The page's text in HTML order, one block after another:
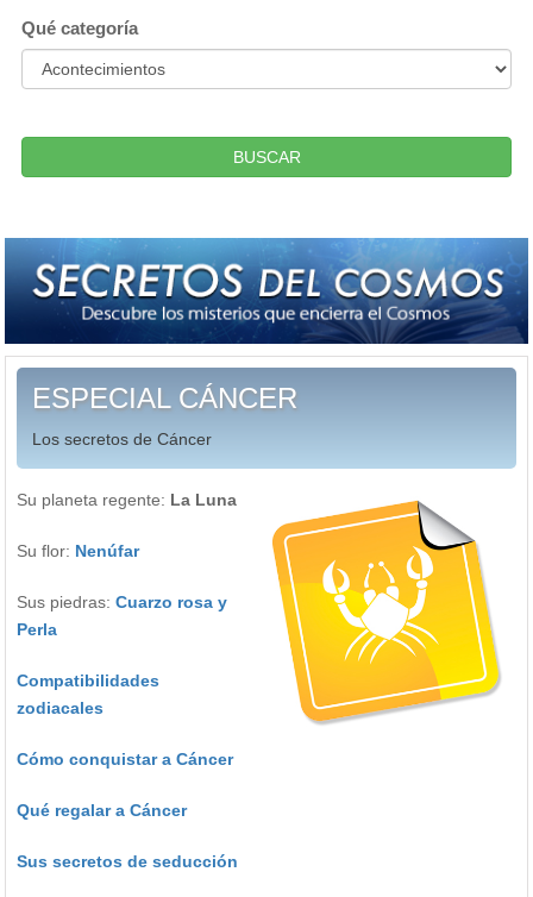
Qué categoría
BUSCAR
ESPECIAL CÁNCER
Los secretos de Cáncer
Su planeta regente: La Luna
Su flor: Nenúfar
Sus piedras:Cuarzo rosa y
Perla
Compatibilidades
zodiacales
Cómo conquistar a Cáncer
Qué regalar a Cáncer
Sus secretos de seducción